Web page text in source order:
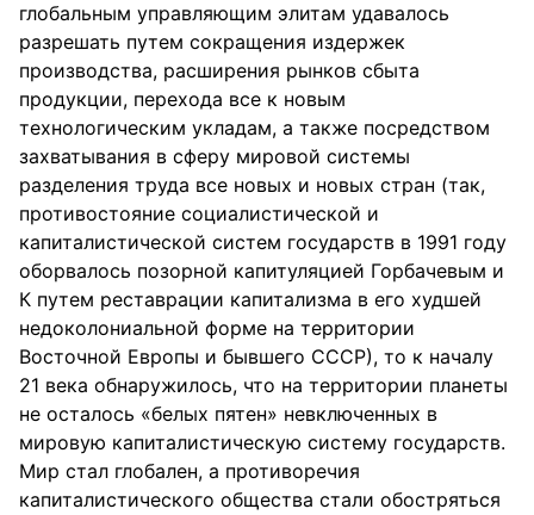
глобальным управляющим элитам удавалось
разрешать путем сокращения издержек
производства, расширения рынков сбыта
продукции, перехода все к новым
технологическим укладам, а также посредством
захватывания в сферу мировой системы
разделения труда все новых и новых стран (так,
противостояние социалистической и
капиталистической систем государств в 1991 году
оборвалось позорной капитуляцией Горбачевым и
К путем реставрации капитализма в его худшей
недоколониальной форме на территории
Восточной Европы и бывшего СССР), то к началу
21 века обнаружилось, что на территории планеты
не осталось «белых пятен» невключенных в
мировую капиталистическую систему государств.
Мир стал глобален, а противоречия
капиталистического общества стали обостряться